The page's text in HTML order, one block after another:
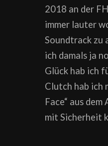
2018 an der
immer lauter
Soundtrack zu
ich damals ja
Glück hab ich
Clutch hab ich
Face“ aus
mit Sicherheit